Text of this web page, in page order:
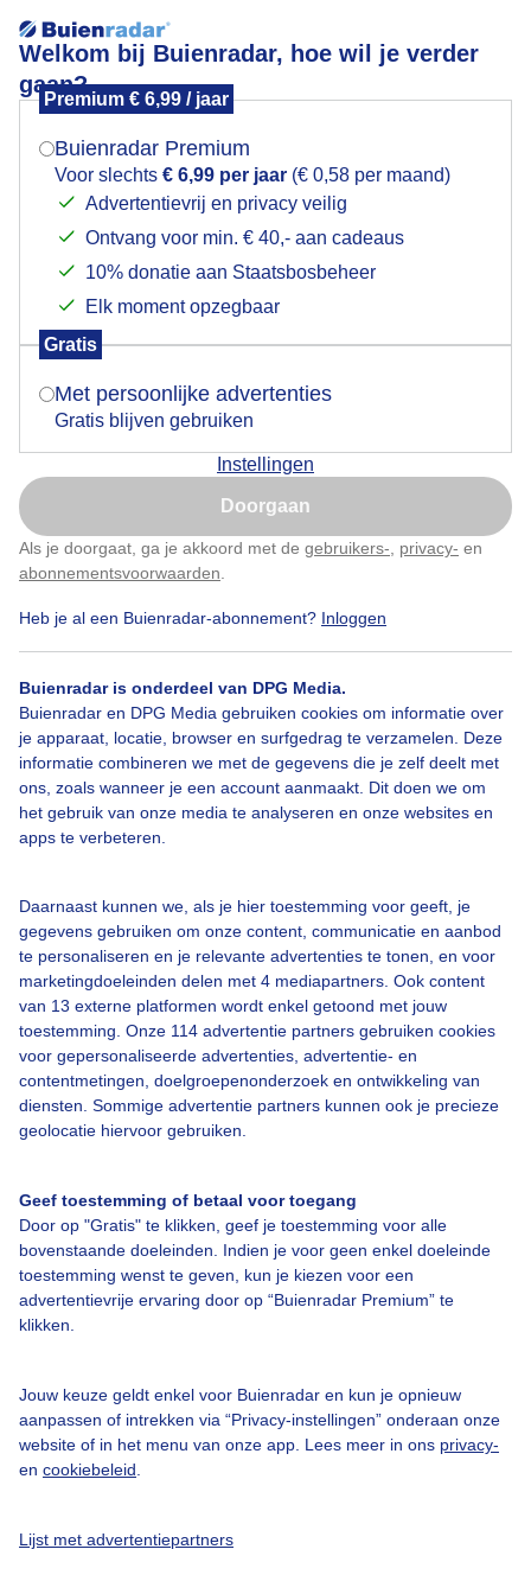
Welkom bij Buienradar, hoe wil je verder
gaan?
Premium € 6,99 / jaar
Buienradar Premium
Voor slechts € 6,99 per jaar (€ 0,58 per maand)
Advertentievrij en privacy veilig
Ontvang voor min. € 40,- aan cadeaus
10% donatie aan Staatsbosbeheer
Elk moment opzegbaar
Gratis
Met persoonlijke advertenties
Gratis blijven gebruiken
Instellingen
Doorgaan
Als je doorgaat, ga je akkoord met de gebruikers- privacy- en
abonnementsvoorwaarden
Heb je al een Buienradar-abonnement? Inloggen
Buienradar is onderdeel van DPG Media.
Buienradar en DPG Media gebruiken cookies om informatie over
je apparaat, locatie, browser en surfgedrag te verzamelen. Deze
informatie combineren we met de gegevens die je zelf deelt met
ons, zoals wanneer je een account aanmaakt. Dit doen we om
het gebruik van onze media te analyseren en onze websites en
apps te verbeteren.
Daarnaast kunnen we, als je hier toestemming voor geeft, je
gegevens gebruiken om onze content, communicatie en aanbod
te personaliseren en je relevante advertenties te tonen, en voor
marketingdoeleinden delen met 4 mediapartners. Ook content
van 13 externe platformen wordt enkel getoond met jouw
toestemming. Onze 114 advertentie partners gebruiken cookies
voor gepersonaliseerde advertenties, advertentie- en
contentmetingen, doelgroepenonderzoek en ontwikkeling van
diensten. Sommige advertentie partners kunnen ook je precieze
geolocatie hiervoor gebruiken.
Geef toestemming of betaal voor toegang
Door op "Gratis" te klikken, geef je toestemming voor alle
bovenstaande doeleinden. Indien je voor geen enkel doeleinde
toestemming wenst te geven, kun je kiezen voor een
advertentievrije ervaring door op “Buienradar Premium” te
klikken.
Jouw keuze geldt enkel voor Buienradar en kun je opnieuw
aanpassen of intrekken via “Privacy-instellingen” onderaan onze
website of in het menu van onze app. Lees meer in ons privacy-
en cookiebeleid
Lijst met advertentiepartners
Goedemorgen
paardenrusthuis
Paarden Paardenrusthuis Zonsopkomst
Een moment geduld aub...
Over Buienradar
Bedrijfsgegevens
Veelgestelde vragen
Toegankelijkheid
Buienradar Team
Mogen we je locatie gebruiken voor het
Indien je hier nog geen akkoord op hebt gegeven,
verschijnt er zo een pop-up uit je browser waarin
Is goed, toon de popup
Nu niet, misschien later
Klik hierom dit aan te passen